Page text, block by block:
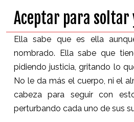
Aceptar para soltar
Ella sabe que es ella
nombrado. Ella sabe que
pidiendo justicia, gritando lo
No le da más el cuerpo, ni el
cabeza para seguir con
perturbando cada uno de sus